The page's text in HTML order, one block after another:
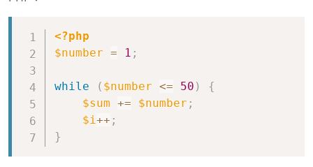
<?php
$number = 1 ;
while ( $number <= 50 )
{
$sum += $number ;
$i ++ ;
}